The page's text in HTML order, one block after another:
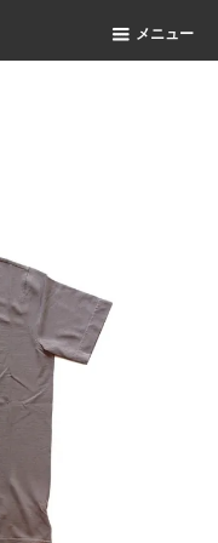
メニュー